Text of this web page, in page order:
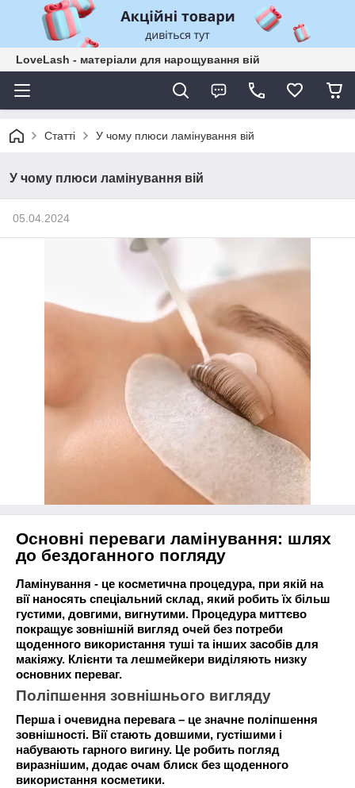
LoveLash - матеріали для нарощування вій
Статті У чому плюси ламінування вій
У чому плюси ламінування вій
05.04.2024
Основні переваги ламінування: шлях
до бездоганного погляду
Ламінування - це косметична процедура, при якій на
вії наносять спеціальний склад, який робить їх більш
густими, довгими, вигнутими. Процедура миттєво
покращує зовнішній вигляд очей без потреби
щоденного використання туші та інших засобів для
макіяжу. Клієнти та лешмейкери виділяють низку
основних переваг.
Поліпшення зовнішнього вигляду
Перша і очевидна перевага – це значне поліпшення
зовнішності. Вії стають довшими, густішими і
набувають гарного вигину. Це робить погляд
виразнішим, додає очам блиск без щоденного
використання косметики.